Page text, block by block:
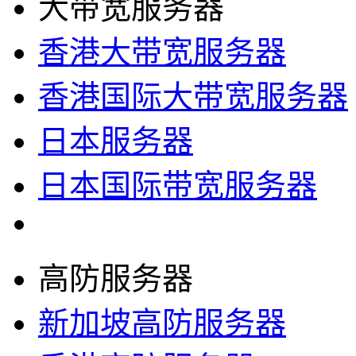
大带宽服务器
香港大带宽服务器
香港国际大带宽服务器
日本服务器
日本国际带宽服务器
高防服务器
新加坡高防服务器